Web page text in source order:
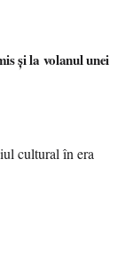
și la volanul unei